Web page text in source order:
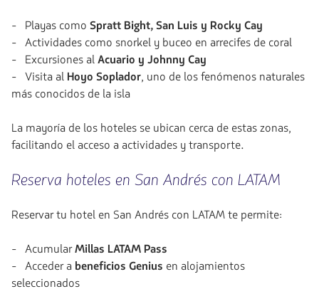
- Playas como Spratt Bight, San Luis y Rocky Cay
- Actividades como snorkel y buceo en arrecifes de coral
- Excursiones alAcuario y Johnny Cay
- Visita al Hoyo Soplador, uno de los fenómenos naturales
más conocidos de la isla
La mayoría de los hoteles se ubican cerca de estas zonas,
facilitando el acceso a actividades y transporte.
Reserva hoteles en San Andrés con LATAM
Reservar tu hotel en San Andrés con LATAM te permite:
- AcumularMillas LATAM Pass
- Acceder a beneficios Genius en alojamientos
seleccionados